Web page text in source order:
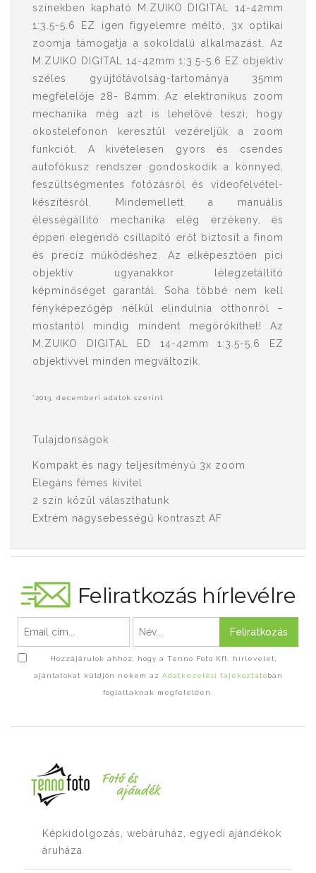
színekben kapható M.ZUIKO DIGITAL 14-42mm
1:3.5-5.6 EZ igen figyelemre méltó, 3x optikai
zoomja támogatja a sokoldalú alkalmazást. Az
M.ZUIKO DIGITAL 14-42mm 1:3.5-5.6 EZ objektív
széles gyújtótávolság-tartománya 35mm
megfelelője 28- 84mm. Az elektronikus zoom
mechanika még azt is lehetővé teszi, hogy
okostelefonon keresztül vezéreljük a zoom
funkciót. A kivételesen gyors és csendes
autofókusz rendszer gondoskodik a könnyed,
feszültségmentes fotózásról és videofelvétel-
készítésről. Mindemellett a manuális
élességállító mechanika elég érzékeny, és
éppen elegendő csillapító erőt biztosít a finom
és precíz működéshez. Az elképesztően pici
objektív ugyanakkor lélegzetállító
képminőséget garantál. Soha többé nem kell
fényképezőgép nélkül elindulnia otthonról –
mostantól mindig mindent megörökíthet! Az
M.ZUIKO DIGITAL ED 14-42mm 1:3.5-5.6 EZ
objektívvel minden megváltozik.
*2013. decemberi adatok szerint
Tulajdonságok
Kompakt és nagy teljesítményű 3x zoom
Elegáns fémes kivitel
2 szín közül választhatunk
Extrém nagysebességű kontraszt AF
Feliratkozás hírlevélre
Feliratkozás
Hozzájárulok ahhoz, hogy a Tenno Foto Kft. hírlevelet,
ajánlatokat küldjön nekem az Adatkezelési tájékoztatóban
foglaltaknak megfelelően.
Képkidolgozás, webáruház, egyedi ajándékok
áruháza